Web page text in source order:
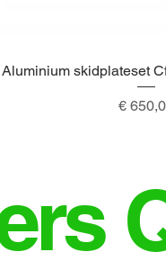
Snel
Aluminium skidplateset
Prijs
€